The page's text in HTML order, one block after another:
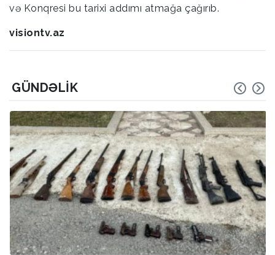
və Konqresi bu tarixi addımı atmağa çağırıb.
visiontv.az
GÜNDƏLIK